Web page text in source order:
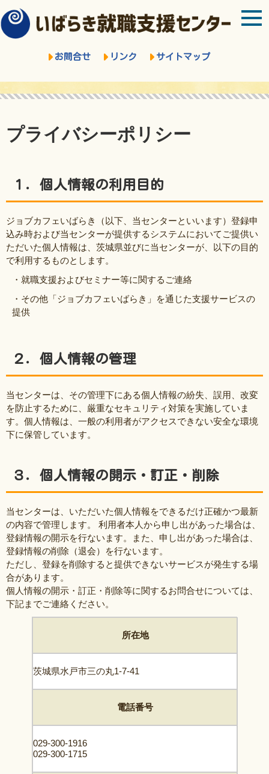
お問合せ リンク サイトマップ
プライバシーポリシー
１．個人情報の利用目的
ジョブカフェいばらき（以下、当センターといいます）登録申
込み時および当センターが提供するシステムにおいてご提供い
ただいた個人情報は、茨城県並びに当センターが、以下の目的
で利用するものとします。
・就職支援およびセミナー等に関するご連絡
・その他「ジョブカフェいばらき」を通じた支援サービスの
提供
２．個人情報の管理
当センターは、その管理下にある個人情報の紛失、誤用、改変
を防止するために、厳重なセキュリティ対策を実施していま
す。個人情報は、一般の利用者がアクセスできない安全な環境
下に保管しています。
３．個人情報の開示・訂正・削除
当センターは、いただいた個人情報をできるだけ正確かつ最新
の内容で管理します。 利用者本人から申し出があった場合は、
登録情報の開示を行ないます。また、申し出があった場合は、
登録情報の削除（退会）を行ないます。
ただし、登録を削除すると提供できないサービスが発生する場
合があります。
個人情報の開示・訂正・削除等に関するお問合せについては、
下記までご連絡ください。
所在地
茨城県水戸市三の丸1-7-41
電話番号
029-300-1916
029-300-1715